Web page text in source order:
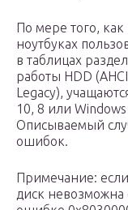
По мере того,
ноутбуках
в таблицах
работы HDD
Legacy),
10, 8 или
Описываемый
ошибок.
Примечание:
диск